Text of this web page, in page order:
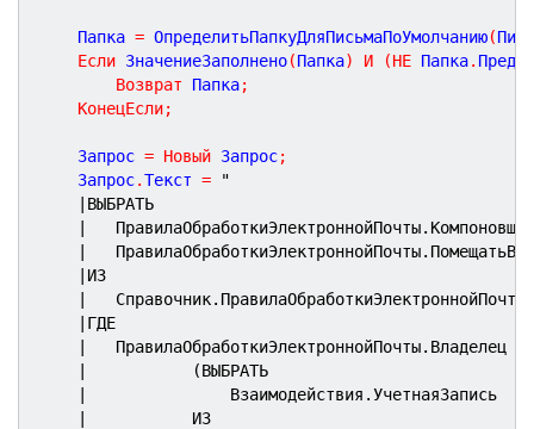
	Папка
= ОпределитьПапкуДляПисьмаПоУмолчанию(
Если ЗначениеЗаполнено(Папка) И (НЕ Папка.
Возврат Папка;
КонецЕсли;
	Запрос
= Новый Запрос;
	Запрос
.Текст =
"
|ВЫБРАТЬ
|
|
|ИЗ
|
|ГДЕ
|	ПравилаОбработкиЭлектроннойПочты.Владелец В
|			(ВЫБРАТЬ
|				Взаимодействия.УчетнаяЗапись
|			ИЗ